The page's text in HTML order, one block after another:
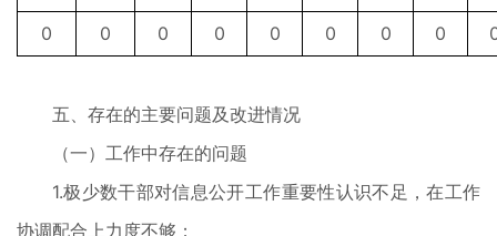
0
0 0 0 0 0 0 0
五、存在的主要问题及改进情况
（一）工作中存在的问题
1.极少数干部对信息公开工作重要性认识不足，在工作
协调配合上力度不够；